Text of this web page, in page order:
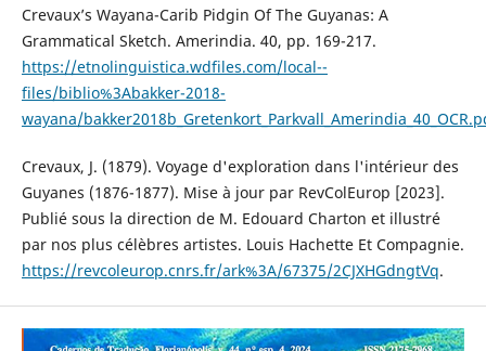
Crevaux’s Wayana-Carib Pidgin Of The Guyanas: A
Grammatical Sketch. Amerindia. 40, pp. 169-217.
https://etnolinguistica.wdfiles.com/local--
files/biblio%3Abakker-2018-
wayana/
Crevaux, J. (1879). Voyage d'exploration dans l'intérieur des
Guyanes (1876-1877). Mise à jour par RevColEurop [2023].
Publié sous la direction de M. Edouard Charton et illustré
par nos plus célèbres artistes. Louis Hachette Et Compagnie.
https://revcoleurop.cnrs.fr/ark%3A/67375/2CJXHGdngtVq.